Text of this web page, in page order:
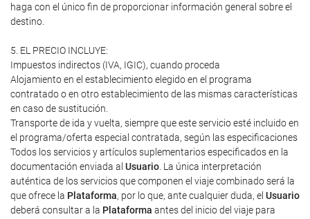
haga con el único fin de proporcionar información general sobre el
destino.
5. EL PRECIO INCLUYE:
Impuestos indirectos (IVA, IGIC), cuando proceda
Alojamiento en el establecimiento elegido en el programa
contratado o en otro establecimiento de las mismas características
en caso de sustitución.
Transporte de ida y vuelta, siempre que este servicio esté incluido en
el programa/oferta especial contratada, según las especificaciones
Todos los servicios y artículos suplementarios especificados en la
documentación enviada al Usuario . La única interpretación
auténtica de los servicios que componen el viaje combinado será la
que ofrece la Plataforma, por lo que, ante cualquier duda, el Usuario
deberá consultar a la Plataforma antes del inicio del viaje para